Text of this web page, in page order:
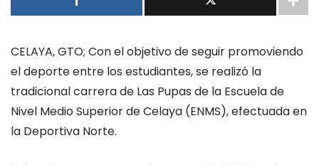
CELAYA, GTO; Con el objetivo de seguir promoviendo
el deporte entre los estudiantes, se realizó la
tradicional carrera de Las Pupas de la Escuela de
Nivel Medio Superior deCelaya (ENMS), efectuada en
la Deportiva Norte.